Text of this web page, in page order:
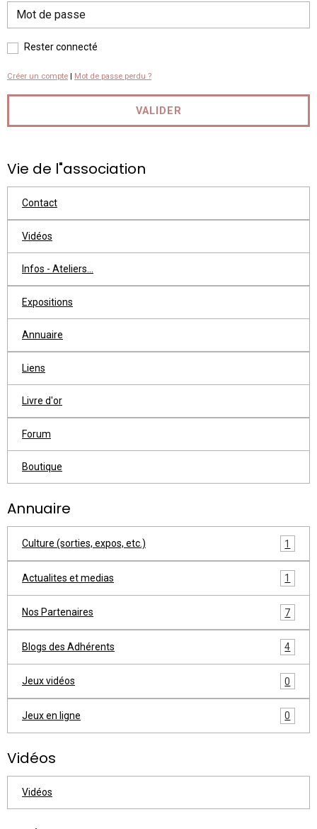
Rester connecté
Créer un compte Mot de passe perdu ?
VALIDER
Vie de l"association
Contact
Vidéos
Infos - Ateliers...
Expositions
Annuaire
Liens
Livre d'or
Forum
Boutique
Annuaire
Culture (sorties, expos, etc.) 1
Actualites et medias 1
Nos Partenaires 7
Blogs des Adhérents 4
Jeux vidéos 0
Jeux en ligne 0
Vidéos
Vidéos